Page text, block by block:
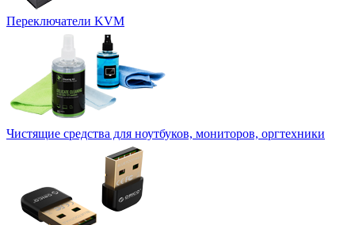
Переключатели KVM
Чистящие средства для ноутбуков, мониторов, оргтехники